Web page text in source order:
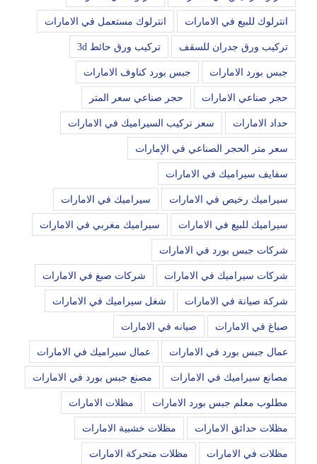
انترلوك للبيع في الامارات انترلوك مستعمل في الامارات
تركيب ورق جدران للسقف تركيب ورق حائط 3d
جبس بورد الامارات جبس بورد كناوف الامارات
حجر صناعي الامارات حجر صناعي سعر المتر
حداد الامارات سعر تركيب السيراميك في الامارات
سعر متر الحجر الصناعي في الإمارات
سفايف سيراميك في الامارات
سيراميك رخيص في الامارات سيراميك في الامارات
سيراميك للبيع في الامارات سيراميك مغربي في الامارات
شركات جبس بورد في الامارات
شركات سيراميك في الامارات شركات صبغ في الامارات
شركة صيانة في الامارات شغل سيراميك في الامارات
صباغ في الامارات صيانه في الامارات
عمال جبس بورد في الامارات عمال سيراميك في الامارات
مصانع سيراميك في الامارات مصنع جبس بورد في الامارات
مطلوب معلم جبس بورد الامارات مظلات الامارات
مظلات حدائق الامارات مظلات خشبية الامارات
مظلات في الامارات مظلات متحركة الامارات